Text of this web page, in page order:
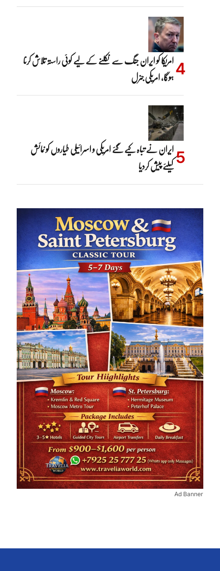
امریکا کو ایران جنگ سے نکلنے کے لیے کوئی راستہ تلاش کرنا
ہوگا، امریکی جنرل
ایران نے تباہ کیے گئے امریکی و اسرائیلی طیاروں کو نمائش
کیلئے پیش کردیا
Ad Banner